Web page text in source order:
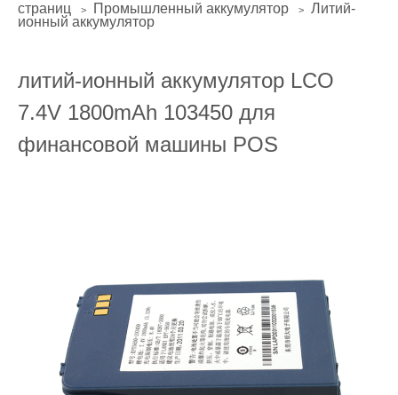
страниц > Промышленный аккумулятор >
Литий-
ионный аккумулятор
литий-ионный аккумулятор LCO
7.4V 1800mAh 103450 для
финансовой машины POS